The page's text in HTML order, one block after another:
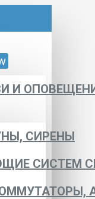
И
СИРЕНЫ
СИСТЕМ